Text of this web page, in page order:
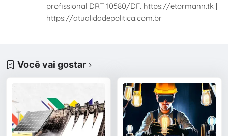
profissional DRT 10580/DF. https://etormann.tk |
https://atualidadepolitica.com.br
Você vai gostar